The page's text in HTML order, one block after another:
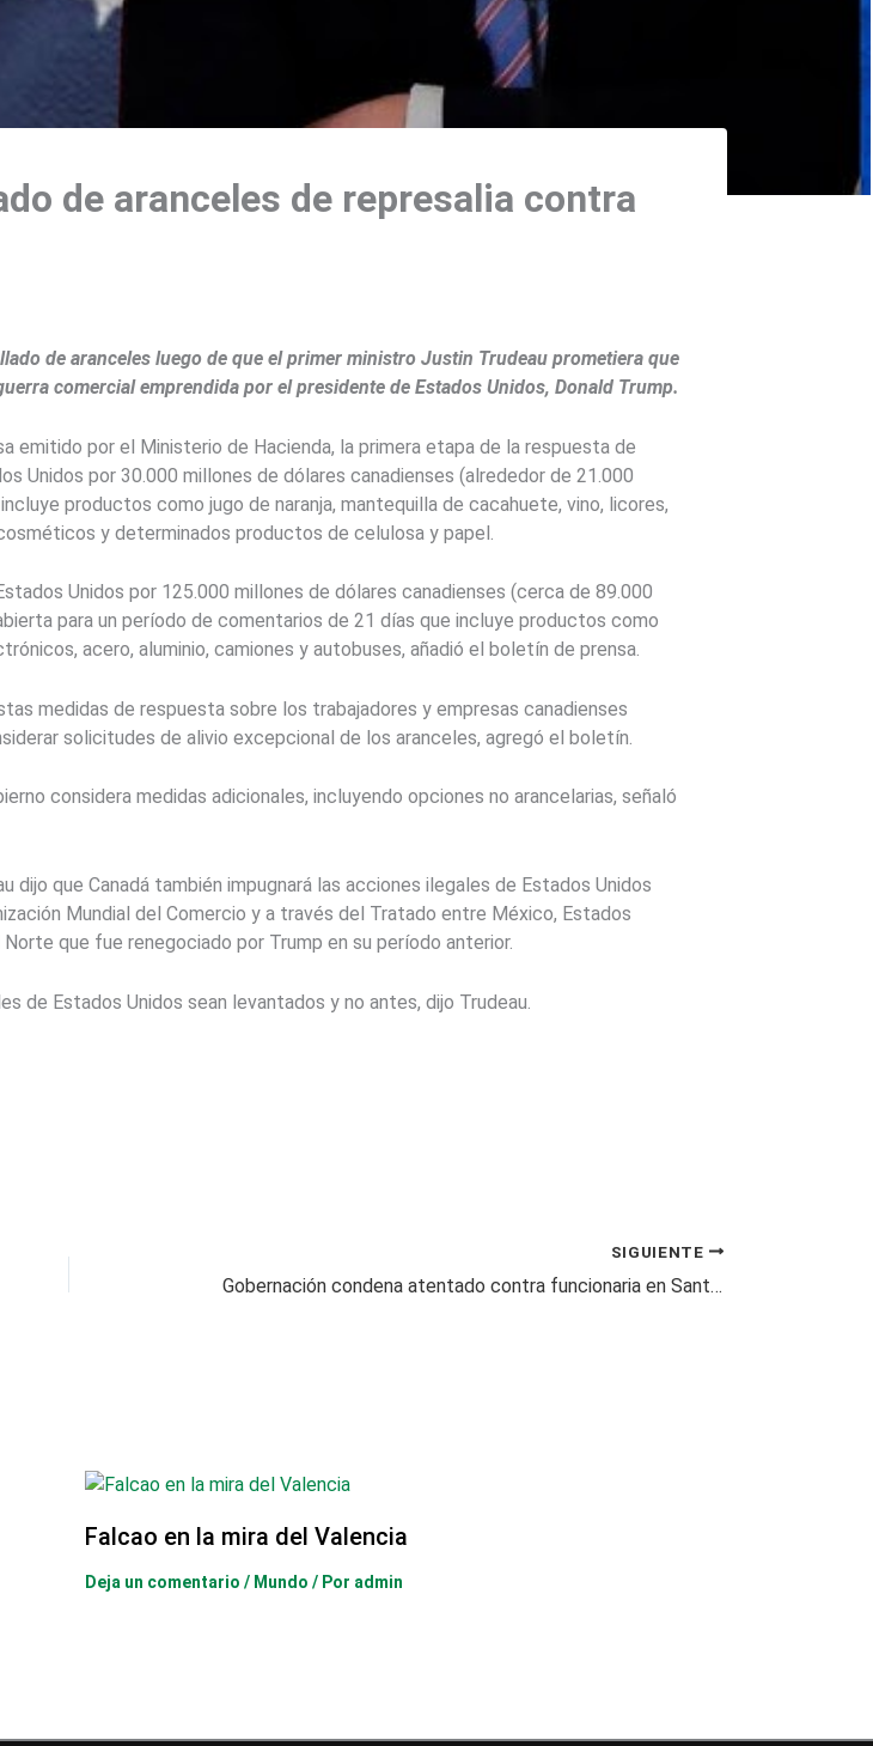
de aranceles de represalia contra
de aranceles luego de que el primer ministro Justin Trudeau prometiera que
comercial emprendida por el presidente de Estados Unidos, Donald Trump.
emitido por el Ministerio de Hacienda, la primera etapa de la respuesta de
Unidos por 30.000 millones de dólares canadienses (alrededor de 21.000
productos como jugo de naranja, mantequilla de cacahuete, vino, licores,
y determinados productos de celulosa y papel.
Unidos por 125.000 millones de dólares canadienses (cerca de 89.000
para un período de comentarios de 21 días que incluye productos como
acero, aluminio, camiones y autobuses, añadió el boletín de prensa.
medidas de respuesta sobre los trabajadores y empresas canadienses
solicitudes de alivio excepcional de los aranceles, agregó el boletín.
considera medidas adicionales, incluyendo opciones no arancelarias, señaló
dijo que Canadá también impugnará las acciones ilegales de Estados Unidos
Mundial del Comercio y a través del Tratado entre México, Estados
que fue renegociado por Trump en su período anterior.
de Estados Unidos sean levantados y no antes, dijo Trudeau.
SIGUIENTE
Gobernación condena atentado contra funcionaria en Santa Rosa de Cabal
Falcao en la mira del Valencia
Deja un comentario / Mundo / Por admin